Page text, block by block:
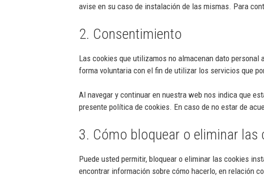
avise en su caso de instalación de las mismas. Para
2. Consentimiento
Las cookies que utilizamos no almacenan dato
forma voluntaria con el fin de utilizar los servicios que
Al navegar y continuar en nuestra web nos indica que
presente política de cookies. En caso de no estar de
3. Cómo bloquear o eliminar
Puede usted permitir, bloquear o eliminar las cookies
encontrar información sobre cómo hacerlo, en relación